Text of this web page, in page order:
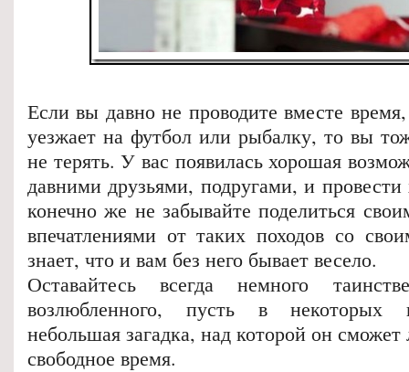
Если вы давно не проводите вместе
уезжает на футбол или рыбалку, то вы
не терять. У вас появилась хорошая
давними друзьями, подругами, и
конечно же не забывайте поделиться
впечатлениями от таких походов со
знает, что и вам без него бывает весело.
Оставайтесь всегда немного
возлюбленного, пусть в некоторых
небольшая загадка, над которой он сможет
свободное время.